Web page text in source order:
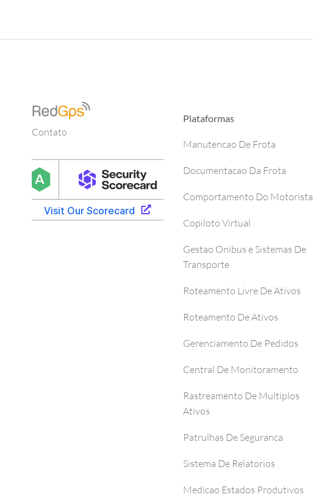
Contato
Plataformas
Manutencao De Frota
Documentacao Da Frota
Comportamento Do Motorista
Copiloto Virtual
Gestao Onibus e Sistemas De
Transporte
Roteamento Livre De Ativos
Roteamento De Ativos
Gerenciamento De Pedidos
Central De Monitoramento
Rastreamento De Multiplos
Ativos
Patrulhas De Seguranca
Sistema De Relatorios
Medicao Estados Produtivos